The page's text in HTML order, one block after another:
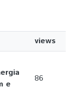
views
e
86